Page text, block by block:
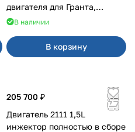
двигателя для Гранта,
Калина-2, Датсун нового
В наличии
В корзину
205 700 ₽
Двигатель 2111 1,5L
инжектор полностью в сборе